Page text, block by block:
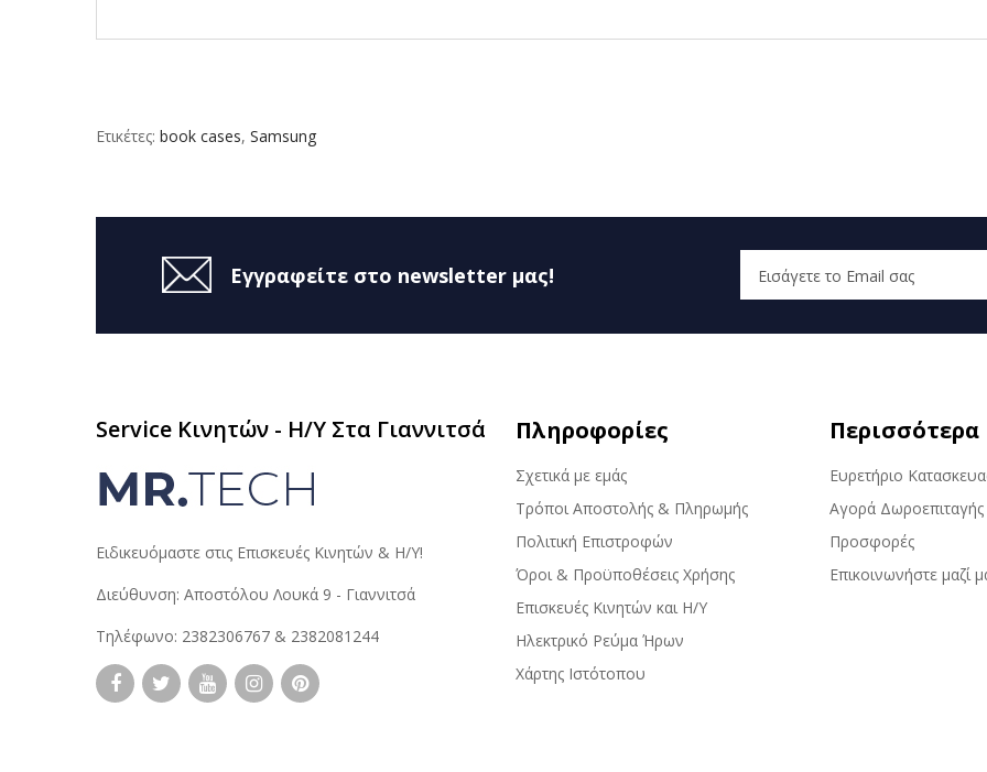
Ετικέτες: book cases, Samsung
Εγγραφείτε στο newsletter μας!
Service Κινητών - H/Y Στα Γιαννιτσά
Ειδικευόμαστε στις Επισκευές Κινητών & Η/Υ!
Διεύθυνση: Αποστόλου Λουκά 9 - Γιαννιτσά
Τηλέφωνο: 2382306767 & 2382081244
Πληροφορίες
Σχετικά με εμάς
Τρόποι Αποστολής & Πληρωμής
Πολιτική Επιστροφών
Όροι & Προϋποθέσεις Χρήσης
Επισκευές Κινητών και Η/Υ
Ηλεκτρικό Ρεύμα Ήρων
Χάρτης Ιστότοπου
Περισσότερα
Ευρετήριο
Αγορά Δωροεπιταγής
Προσφορές
Επικοινωνήστε μαζί